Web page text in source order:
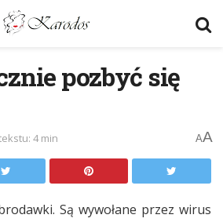
pozbyć się
4 min AA
Są wywołane przez wirus